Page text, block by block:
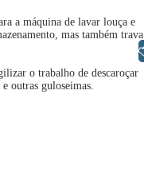
a máquina de lavar louça e
mas também trava
o trabalho de descaroçar
outras guloseimas.